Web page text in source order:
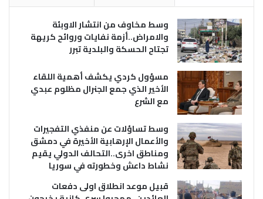
وسط مخاوف من انتشار الاوبئة
والامراض..أزمة نفايات وروائح كريهة
تجتاح الحسكة والبلدية تبرر
مسؤول كردي يكشف أهمية اللقاء
الأخير الذي جمع الجنرال مظلوم عبدي
مع الشرع
وسط تساؤلات عن منفذي التفجيرات
والأعمال الإرهابية الأخيرة في دمشق
ومناطق اخرى..التحالف الدولي يقيم
نشاط داعش وخطورته في سوريا
قبيل موعد انطلاق اولى دفعات